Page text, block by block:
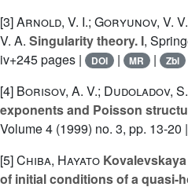
[3]Arnold, V. I.; Goryunov, V.
V. A. Singularity theory. I,
iv+245 pages |
DOI | MR | Zbl
[4] Borisov, A. V.; Dudoladov,
exponents and Poisson
Volume 4 (1999) no. 3, pp. 13-20 |
[5]Chiba, Hayato
of initial conditions of a quasi-